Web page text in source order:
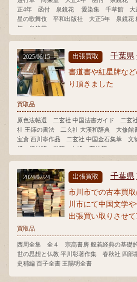
正4年 函付 泉鏡花 愛染集 千草館 大
星の歌舞伎 平和出版社 大正5年 泉鏡
年 泉鏡花
出張買取 千葉県
書道書や紅星牌な
り頂きました
買取品
原色法帖選 二玄社 中国法書ガイド 二玄
社 王鐸の書法 二玄社 大漢和辞典 大修館
宝斎 西川寧作品 二玄社 中国金石集萃 文
紙 紅星牌 黒龍 白峰 石紋箋
2025/06/15
出張買取 千葉県
市川市での古本買
川市にて中国文学
出張買い取りさせ
買取品
西周全集 全４ 宗高書房 般若経典の基礎
世の思想と仏教 平川彰著作集 春秋社
史秿編 百子全書 王陽明全書
2024/07/24